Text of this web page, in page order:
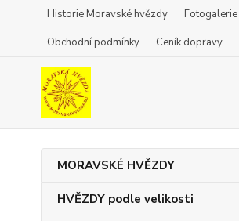
Historie Moravské hvězdy Fotogalerie
Obchodní podmínky
Ceník dopravy
MORAVSKÉ HVĚZDY
HVĚZDY podle velikosti